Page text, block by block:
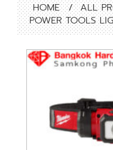
HOME / ALL
POWER TOOLS